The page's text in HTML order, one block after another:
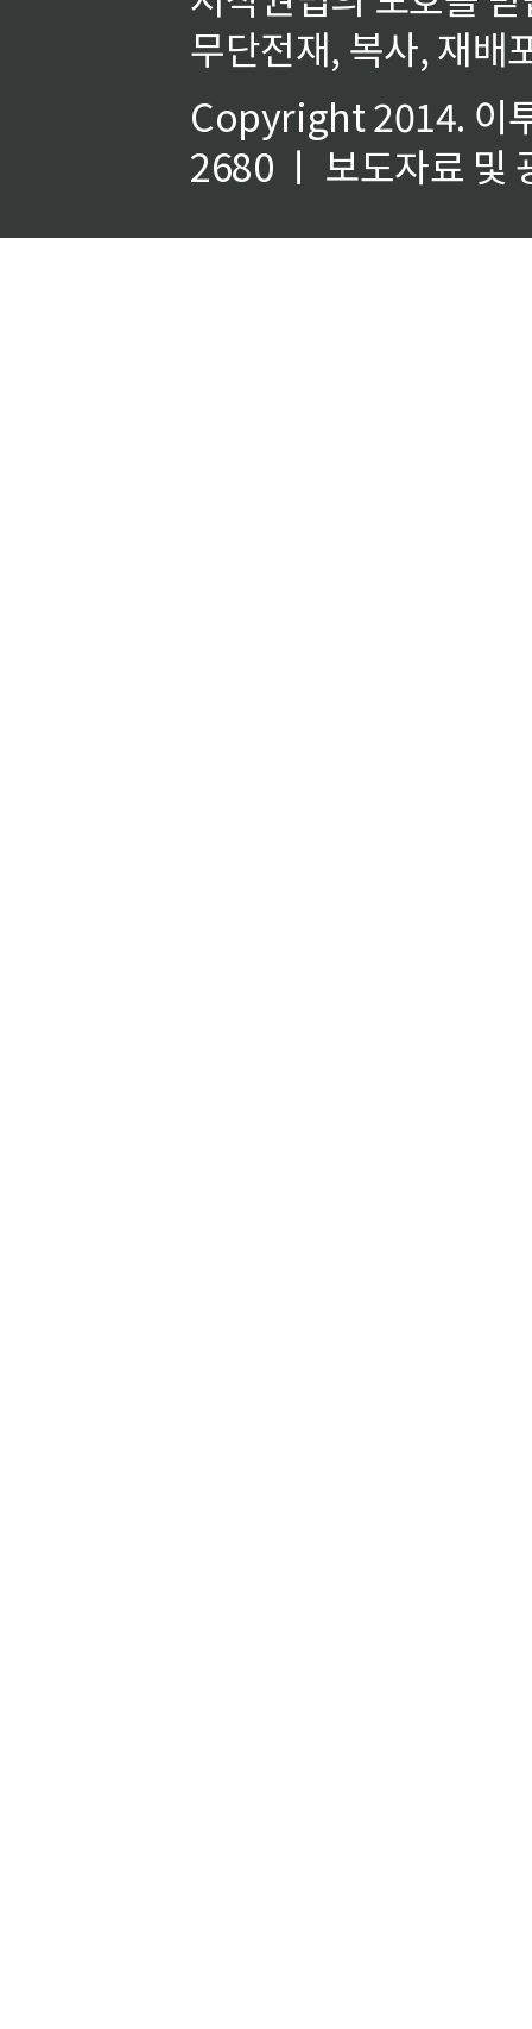
무단전재, 복사, 재배
Copyright 2014. 이
2680 ㅣ 보도자료